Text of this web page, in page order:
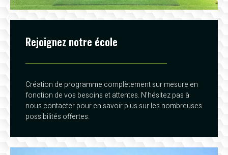
Rejoignez notre école
Création de programme complètement sur mesure en
fonction de vos besoins et attentes. N'hésitez pas à
nous contacter pour en savoir plus sur les nombreuses
possibilités offertes.